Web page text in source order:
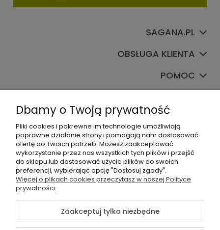
SAGANA.PL
OBSŁUGA KLIENTA
POMOC
+48535745555
Dbamy o Twoją prywatność
Pliki cookies i pokrewne im technologie umożliwiają
poprawne działanie strony i pomagają nam dostosować
ofertę do Twoich potrzeb. Możesz zaakceptować
wykorzystanie przez nas wszystkich tych plików i przejść
do sklepu lub dostosować użycie plików do swoich
preferencji, wybierając opcję "Dostosuj zgody".
Więcej o plikach cookies przeczytasz w naszej Polityce
prywatności.
Zaakceptuj tylko niezbędne